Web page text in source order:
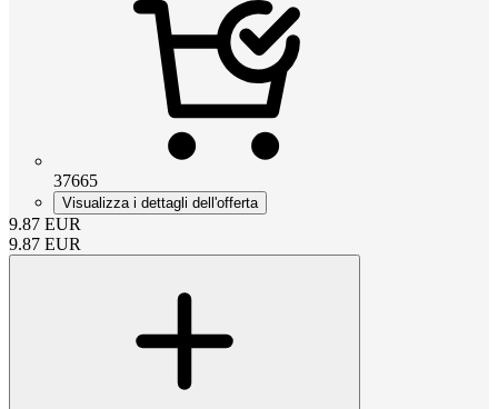
37665
Visualizza i dettagli dell'offerta
9.87 EUR
9.87 EUR